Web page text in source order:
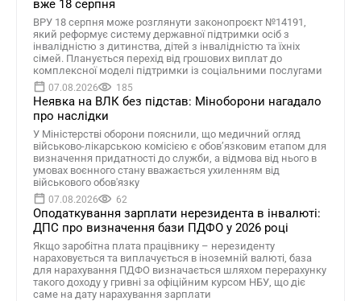
вже 18 серпня
ВРУ 18 серпня може розглянути законопроєкт №14191,
який реформує систему державної підтримки осіб з
інвалідністю з дитинства, дітей з інвалідністю та їхніх
сімей. Планується перехід від грошових виплат до
комплексної моделі підтримки із соціальними послугами
07.08.2026 185
Неявка на ВЛК без підстав: Міноборони нагадало
про наслідки
У Міністерстві оборони пояснили, що медичний огляд
військово-лікарською комісією є обов’язковим етапом для
визначення придатності до служби, а відмова від нього в
умовах воєнного стану вважається ухиленням від
військового обов'язку
07.08.2026 62
Оподаткування зарплати нерезидента в інвалюті:
ДПС про визначення бази ПДФО у 2026 році
Якщо заробітна плата працівнику – нерезиденту
нараховується та виплачується в іноземній валюті, база
для нарахування ПДФО визначається шляхом перерахунку
такого доходу у гривні за офіційним курсом НБУ, що діє
саме на дату нарахування зарплати